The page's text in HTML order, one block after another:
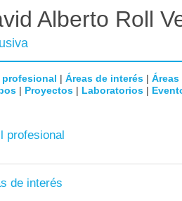
Alberto Roll
profesional | Áreas de interés |
| Proyectos | Laboratorios |
profesional
de interés